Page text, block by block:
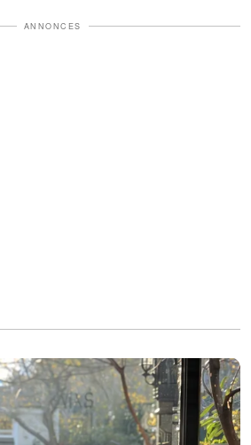
ANNONCES